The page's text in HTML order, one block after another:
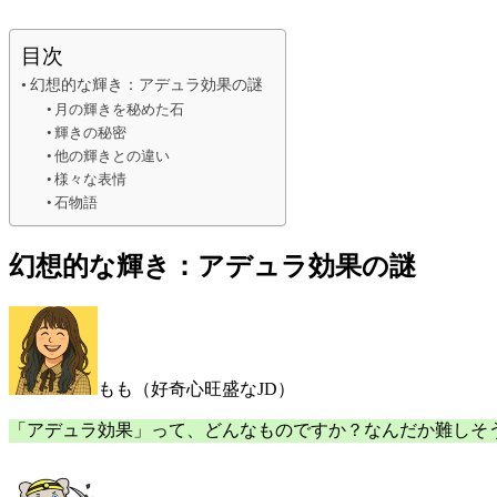
目次
幻想的な輝き：アデュラ効果の謎
月の輝きを秘めた石
輝きの秘密
他の輝きとの違い
様々な表情
石物語
幻想的な輝き：アデュラ効果の謎
もも（好奇心旺盛なJD）
「アデュラ効果」って、どんなものですか？なんだか難しそ